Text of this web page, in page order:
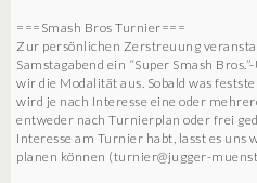
===Smash Bros Turnier===
Zur persönlichen Zerstreuung
Samstagabend ein “Super Smash
wir die Modalität aus. Sobald was
wird je nach Interesse eine oder
entweder nach Turnierplan oder frei
Interesse am Turnier habt, lasst es uns
planen können (turnier@jugger-